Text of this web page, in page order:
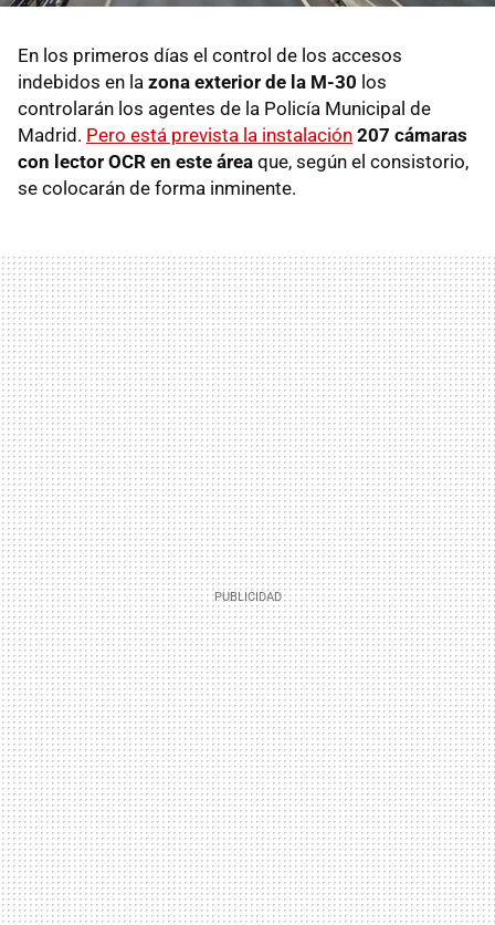
En los primeros días el control de los accesos
indebidos en la zona exterior de la M-30 los
controlarán los agentes de la Policía Municipal de
Madrid. Pero está prevista la instalación 207 cámaras
con lector OCR en este área que, según el consistorio,
se colocarán de forma inminente.